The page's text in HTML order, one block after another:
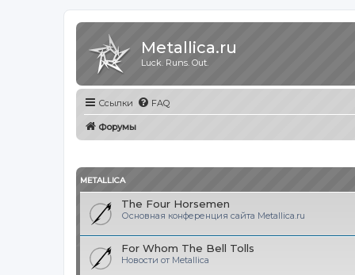
Metallica.ru
Luck. Runs. Out.
Ссылки FAQ
Форумы
METALLICA
The Four Horsemen
Основная конференция сайта Metallica.ru
For Whom The Bell Tolls
Новости от Metallica